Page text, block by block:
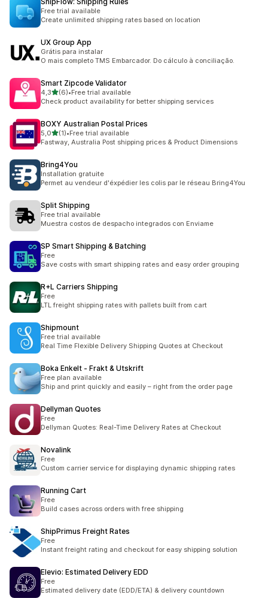
Free trial available
Create unlimited shipping rates based on location
UX Group App
Grátis para instalar
O mais completo TMS Embarcador. Do cálculo à conciliação.
Smart Zipcode Validator
4,3z 5 hvězd
(6)
Celkový počet recenzí: 6
•Free trial available
Check product availability for better shipping services
BOXY Australian Postal Prices
5,0z 5 hvězd
(1)
Celkový počet recenzí: 1
•Free trial available
Fastway, Australia Post shipping prices & Product Dimensions
Bring4You
Installation gratuite
Permet au vendeur d'éxpédier les colis par le réseau Bring4You
Split Shipping
Free trial available
Muestra costos de despacho integrados con Enviame
SP Smart Shipping & Batching
Free
Save costs with smart shipping rates and easy order grouping
R+L Carriers Shipping
Free
LTL freight shipping rates with pallets built from cart
Shipmount
Free trial available
Real Time Flexible Delivery Shipping Quotes at Checkout
Boka Enkelt ‑ Frakt & Utskrift
Free plan available
Ship and print quickly and easily – right from the order page
Dellyman Quotes
Free
Dellyman Quotes: Real-Time Delivery Rates at Checkout
Novalink
Free
Custom carrier service for displaying dynamic shipping rates
Running Cart
Free
Build cases across orders with free shipping
ShipPrimus Freight Rates
Free
Instant freight rating and checkout for easy shipping solution
Elevio: Estimated Delivery EDD
Free
Estimated delivery date (EDD/ETA) & delivery countdown